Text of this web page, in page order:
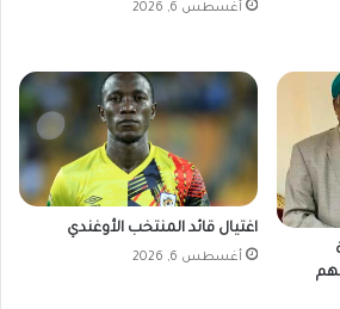
أغسطس 6, 2026
بينهم
اغتيال قائد المنتخب الأوغندي
أغسطس 6, 2026